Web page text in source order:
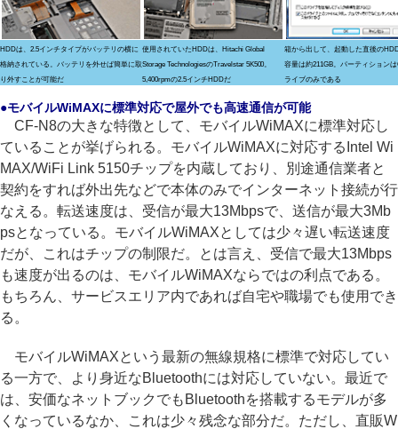
HDDは、2.5インチタイプがバッテリの横に
格納されている。バッテリを外せば簡単に取
り外すことが可能だ
使用されていたHDDは、Hitachi Global
Storage TechnologiesのTravelstar 5K500。
5,400rpmの2.5インチHDDだ
箱から出して、起動した直後の
容量は約211GB。パーティション
ライブのみである
●モバイルWiMAXに標準対応で屋外でも高速通信が可能
CF-N8の大きな特徴として、モバイルWiMAXに標準対応し
ていることが挙げられる。モバイルWiMAXに対応するIntel Wi
MAX/WiFi Link 5150チップを内蔵しており、別途通信業者と
契約をすれば外出先などで本体のみでインターネット接続が行
なえる。転送速度は、受信が最大13Mbpsで、送信が最大3Mb
psとなっている。モバイルWiMAXとしては少々遅い転送速度
だが、これはチップの制限だ。とは言え、受信で最大13Mbps
も速度が出るのは、モバイルWiMAXならではの利点である。
もちろん、サービスエリア内であれば自宅や職場でも使用でき
る。
モバイルWiMAXという最新の無線規格に標準で対応してい
る一方で、より身近なBluetoothには対応していない。最近で
は、安価なネットブックでもBluetoothを搭載するモデルが多
くなっているなか、これは少々残念な部分だ。ただし、直販W